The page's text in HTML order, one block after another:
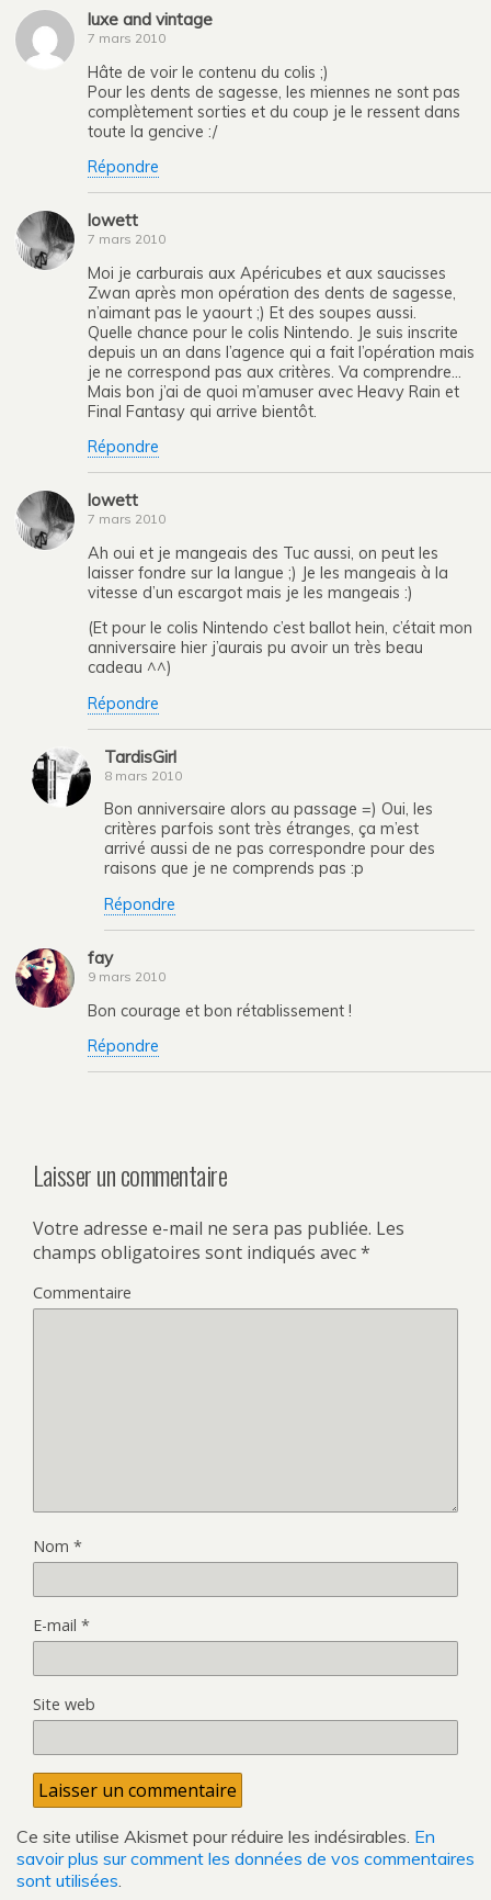
luxe and vintage
7 mars 2010
Hâte de voir le contenu du colis ;)
Pour les dents de sagesse, les miennes ne sont pas
complètement sorties et du coup je le ressent dans
toute la gencive :/
Répondre
lowett
7 mars 2010
Moi je carburais aux Apéricubes et aux saucisses
Zwan après mon opération des dents de sagesse,
n’aimant pas le yaourt ;) Et des soupes aussi.
Quelle chance pour le colis Nintendo. Je suis inscrite
depuis un an dans l’agence qui a fait l’opération mais
je ne correspond pas aux critères. Va comprendre…
Mais bon j’ai de quoi m’amuser avec Heavy Rain et
Final Fantasy qui arrive bientôt.
Répondre
lowett
7 mars 2010
Ah oui et je mangeais des Tuc aussi, on peut les
laisser fondre sur la langue ;) Je les mangeais à la
vitesse d’un escargot mais je les mangeais :)
(Et pour le colis Nintendo c’est ballot hein, c’était mon
anniversaire hier j’aurais pu avoir un très beau
cadeau ^^)
Répondre
TardisGirl
8 mars 2010
Bon anniversaire alors au passage =) Oui, les
critères parfois sont très étranges, ça m’est
arrivé aussi de ne pas correspondre pour des
raisons que je ne comprends pas :p
Répondre
fay
9 mars 2010
Bon courage et bon rétablissement !
Répondre
Laisser un commentaire
Votre adresse e-mail ne sera pas publiée. Les
champs obligatoires sont indiqués avec*
Commentaire
Nom *
E-mail *
Site web
Ce site utilise Akismet pour réduire les indésirables. En
savoir plus sur comment les données de vos commentaires
sont utilisées.